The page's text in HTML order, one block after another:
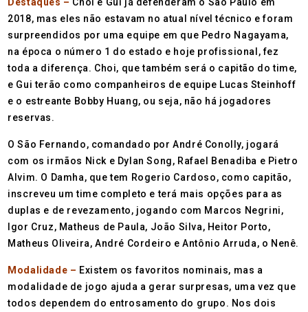
Destaques – Choi e Gui já defenderam o São Paulo em
2018, mas eles não estavam no atual nível técnico e foram
surpreendidos por uma equipe em que Pedro Nagayama,
na época o número 1 do estado e hoje profissional, fez
toda a diferença. Choi, que também será o capitão do time,
e Gui terão como companheiros de equipe Lucas Steinhoff
e o estreante Bobby Huang, ou seja, não há jogadores
reservas.
O São Fernando, comandado por André Conolly, jogará
com os irmãos Nick e Dylan Song, Rafael Benadiba e Pietro
Alvim. O Damha, que tem Rogerio Cardoso, como capitão,
inscreveu um time completo e terá mais opções para as
duplas e de revezamento, jogando com Marcos Negrini,
Igor Cruz, Matheus de Paula, João Silva, Heitor Porto,
Matheus Oliveira, André Cordeiro e Antônio Arruda, o Nenê.
Modalidade – Existem os favoritos nominais, mas a
modalidade de jogo ajuda a gerar surpresas, uma vez que
todos dependem do entrosamento do grupo. Nos dois